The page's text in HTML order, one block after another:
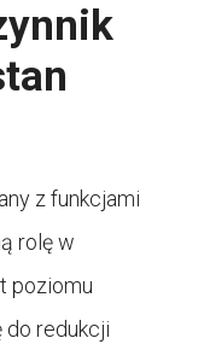
z funkcjami
rolę w
poziomu
redukcji